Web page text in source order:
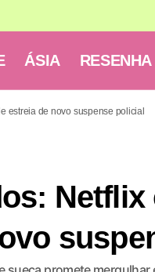
ÁSIA RESENHA
estreia de novo suspense policial